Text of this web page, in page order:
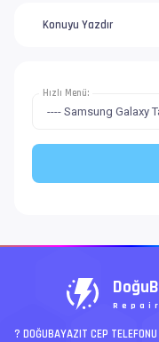
Konuyu Yazdır
Hızlı Menü:
? DOĞUBAYAZIT CEP